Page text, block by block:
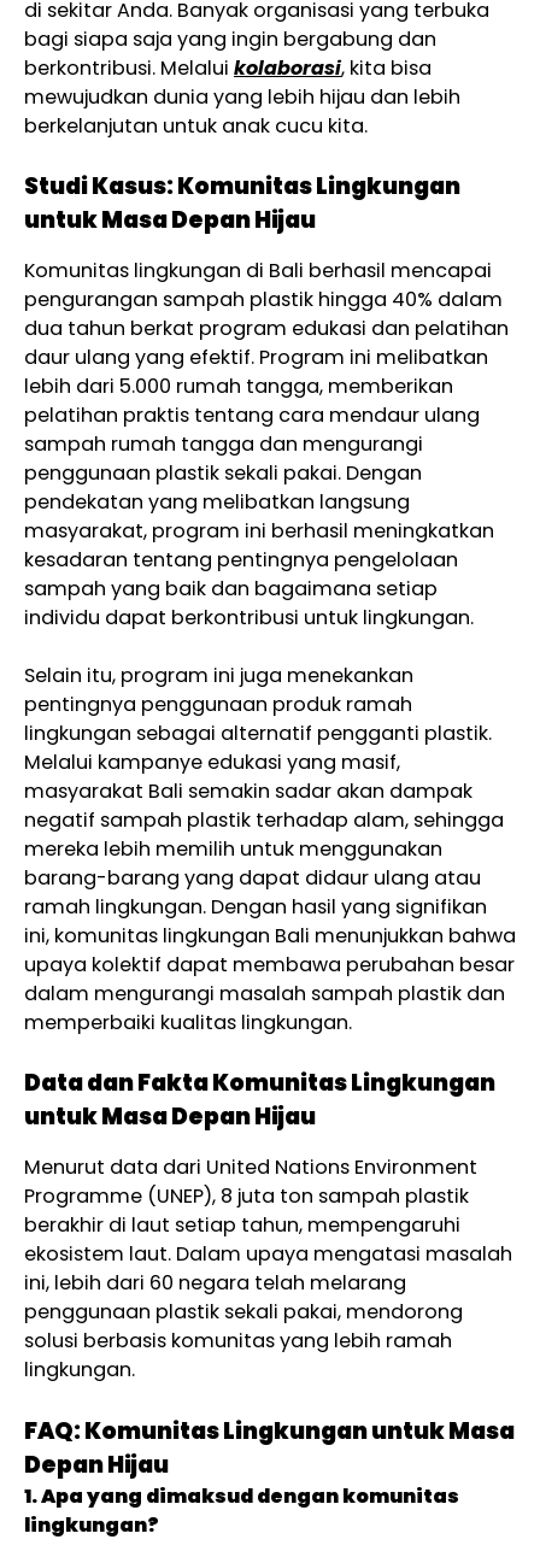
di sekitar Anda. Banyak organisasi yang terbuka
bagi siapa saja yang ingin bergabung dan
berkontribusi. Melalui kolaborasi, kita bisa
mewujudkan dunia yang lebih hijau dan lebih
berkelanjutan untuk anak cucu kita.
Studi Kasus: Komunitas Lingkungan
untuk Masa Depan Hijau
Komunitas lingkungan di Bali berhasil mencapai
pengurangan sampah plastik hingga 40% dalam
dua tahun berkat program edukasi dan pelatihan
daur ulang yang efektif. Program ini melibatkan
lebih dari 5.000 rumah tangga, memberikan
pelatihan praktis tentang cara mendaur ulang
sampah rumah tangga dan mengurangi
penggunaan plastik sekali pakai. Dengan
pendekatan yang melibatkan langsung
masyarakat, program ini berhasil meningkatkan
kesadaran tentang pentingnya pengelolaan
sampah yang baik dan bagaimana setiap
individu dapat berkontribusi untuk lingkungan.
Selain itu, program ini juga menekankan
pentingnya penggunaan produk ramah
lingkungan sebagai alternatif pengganti plastik.
Melalui kampanye edukasi yang masif,
masyarakat Bali semakin sadar akan dampak
negatif sampah plastik terhadap alam, sehingga
mereka lebih memilih untuk menggunakan
barang-barang yang dapat didaur ulang atau
ramah lingkungan. Dengan hasil yang signifikan
ini, komunitas lingkungan Bali menunjukkan bahwa
upaya kolektif dapat membawa perubahan besar
dalam mengurangi masalah sampah plastik dan
memperbaiki kualitas lingkungan.
Data dan Fakta Komunitas Lingkungan
untuk Masa Depan Hijau
Menurut data dari United Nations Environment
Programme (UNEP), 8 juta ton sampah plastik
berakhir di laut setiap tahun, mempengaruhi
ekosistem laut. Dalam upaya mengatasi masalah
ini, lebih dari 60 negara telah melarang
penggunaan plastik sekali pakai, mendorong
solusi berbasis komunitas yang lebih ramah
lingkungan.
FAQ: Komunitas Lingkungan untuk Masa
Depan Hijau
1. Apa yang dimaksud dengan komunitas
lingkungan?